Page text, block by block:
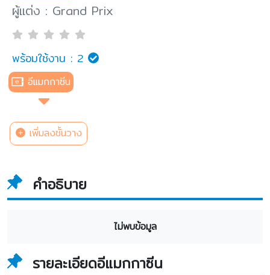
ผู้แต่ง : Grand Prix
พร้อมใช้งาน : 2
อีแมกกาซีน
เพิ่มลงชั้นวาง
คำอธิบาย
ไม่พบข้อมูล
รายละเอียดอีแมกกาซีน